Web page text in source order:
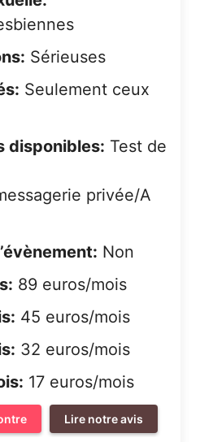
Sérieuses
Seulement ceux
disponibles: Test de
privée/A
Non
89 euros/mois
45 euros/mois
32 euros/mois
17 euros/mois
Lire notre avis